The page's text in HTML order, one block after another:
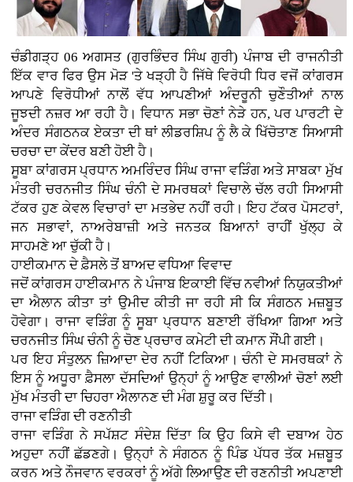
ਚੰਡੀਗੜ੍ਹ 06 ਅਗਸਤ (ਗੁਰਭਿੰਦਰ ਸਿੰਘ ਗੁਰੀ)ਪੰਜਾਬ ਦੀ ਰਾਜਨੀਤੀ
ਇੱਕ ਵਾਰ ਫਿਰ ਉਸ ਮੋੜ 'ਤੇ ਖੜ੍ਹੀ ਹੈ ਜਿੱਥੇ ਵਿਰੋਧੀ ਧਿਰ ਵਜੋਂ ਕਾਂਗਰਸ
ਆਪਣੇ ਵਿਰੋਧੀਆਂ ਨਾਲੋਂ ਵੱਧ ਆਪਣੀਆਂ ਅੰਦਰੂਨੀ ਚੁਣੌਤੀਆਂ ਨਾਲ
ਜੂਝਦੀ ਨਜ਼ਰ ਆ ਰਹੀ ਹੈ। ਵਿਧਾਨ ਸਭਾ ਚੋਣਾਂ ਨੇੜੇ ਹਨ, ਪਰ ਪਾਰਟੀ ਦੇ
ਅੰਦਰ ਸੰਗਠਨਕ ਏਕਤਾ ਦੀ ਥਾਂ ਲੀਡਰਸ਼ਿਪ ਨੂੰ ਲੈ ਕੇ ਖਿੱਚੋਤਾਣ ਸਿਆਸੀ
ਚਰਚਾ ਦਾ ਕੇਂਦਰ ਬਣੀ ਹੋਈ ਹੈ।
ਸੂਬਾ ਕਾਂਗਰਸ ਪ੍ਰਧਾਨ ਅਮਰਿੰਦਰ ਸਿੰਘ ਰਾਜਾ ਵੜਿੰਗ ਅਤੇ ਸਾਬਕਾ ਮੁੱਖ
ਮੰਤਰੀ ਚਰਨਜੀਤ ਸਿੰਘ ਚੰਨੀ ਦੇ ਸਮਰਥਕਾਂ ਵਿਚਾਲੇ ਚੱਲ ਰਹੀ ਸਿਆਸੀ
ਟੱਕਰ ਹੁਣ ਕੇਵਲ ਵਿਚਾਰਾਂ ਦਾ ਮਤਭੇਦ ਨਹੀਂ ਰਹੀ। ਇਹ ਟੱਕਰ ਪੋਸਟਰਾਂ,
ਜਨ ਸਭਾਵਾਂ, ਨਾਅਰੇਬਾਜ਼ੀ ਅਤੇ ਜਨਤਕ ਬਿਆਨਾਂ ਰਾਹੀਂ ਖੁੱਲ੍ਹ ਕੇ
ਸਾਹਮਣੇ ਆ ਚੁੱਕੀ ਹੈ।
ਹਾਈਕਮਾਨ ਦੇ ਫ਼ੈਸਲੇ ਤੋਂ ਬਾਅਦ ਵਧਿਆ ਵਿਵਾਦ
ਜਦੋਂ ਕਾਂਗਰਸ ਹਾਈਕਮਾਨ ਨੇ ਪੰਜਾਬ ਇਕਾਈ ਵਿੱਚ ਨਵੀਆਂ ਨਿਯੁਕਤੀਆਂ
ਦਾ ਐਲਾਨ ਕੀਤਾ ਤਾਂ ਉਮੀਦ ਕੀਤੀ ਜਾ ਰਹੀ ਸੀ ਕਿ ਸੰਗਠਨ ਮਜ਼ਬੂਤ
ਹੋਵੇਗਾ। ਰਾਜਾ ਵੜਿੰਗ ਨੂੰ ਸੂਬਾ ਪ੍ਰਧਾਨ ਬਣਾਈ ਰੱਖਿਆ ਗਿਆ ਅਤੇ
ਚਰਨਜੀਤ ਸਿੰਘ ਚੰਨੀ ਨੂੰ ਚੋਣ ਪ੍ਰਚਾਰ ਕਮੇਟੀ ਦੀ ਕਮਾਨ ਸੌਂਪੀ ਗਈ।
ਪਰ ਇਹ ਸੰਤੁਲਨ ਜ਼ਿਆਦਾ ਦੇਰ ਨਹੀਂ ਟਿਕਿਆ। ਚੰਨੀ ਦੇ ਸਮਰਥਕਾਂ ਨੇ
ਇਸ ਨੂੰ ਅਧੂਰਾ ਫ਼ੈਸਲਾ ਦੱਸਦਿਆਂ ਉਨ੍ਹਾਂ ਨੂੰ ਆਉਣ ਵਾਲੀਆਂ ਚੋਣਾਂ ਲਈ
ਮੁੱਖ ਮੰਤਰੀ ਦਾ ਚਿਹਰਾ ਐਲਾਨਣ ਦੀ ਮੰਗ ਸ਼ੁਰੂ ਕਰ ਦਿੱਤੀ।
ਰਾਜਾ ਵੜਿੰਗ ਦੀ ਰਣਨੀਤੀ
ਰਾਜਾ ਵੜਿੰਗ ਨੇ ਸਪੱਸ਼ਟ ਸੰਦੇਸ਼ ਦਿੱਤਾ ਕਿ ਉਹ ਕਿਸੇ ਵੀ ਦਬਾਅ ਹੇਠ
ਅਹੁਦਾ ਨਹੀਂ ਛੱਡਣਗੇ। ਉਨ੍ਹਾਂ ਨੇ ਸੰਗਠਨ ਨੂੰ ਪਿੰਡ ਪੱਧਰ ਤੱਕ ਮਜ਼ਬੂਤ
ਕਰਨ ਅਤੇ ਨੌਜਵਾਨ ਵਰਕਰਾਂ ਨੂੰ ਅੱਗੇ ਲਿਆਉਣ ਦੀ ਰਣਨੀਤੀ ਅਪਣਾਈ